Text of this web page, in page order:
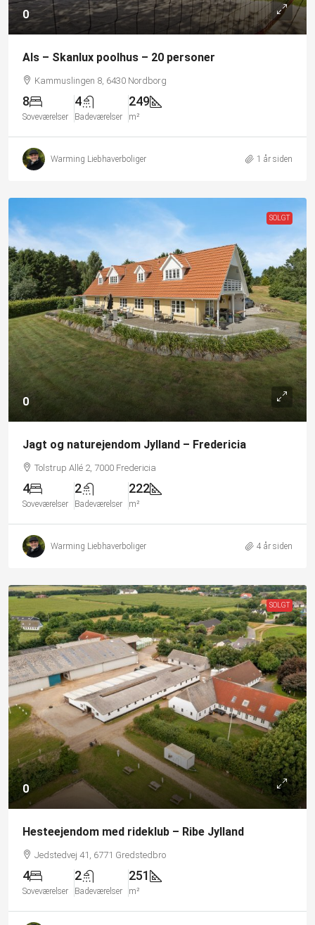
0
Als – Skanlux poolhus – 20 personer
Kammuslingen 8, 6430 Nordborg
8
Soveværelser
4
Badeværelser
249
m²
Warming Liebhaverboliger 1 år siden
SOLGT
0
Jagt og naturejendom Jylland – Fredericia
Tolstrup Allé 2, 7000 Fredericia
4
Soveværelser
2
Badeværelser
222
m²
Warming Liebhaverboliger 4 år siden
SOLGT
0
Hesteejendom med rideklub – Ribe Jylland
Jedstedvej 41, 6771 Gredstedbro
4
Soveværelser
2
Badeværelser
251
m²